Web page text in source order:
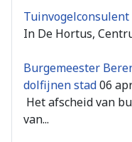
In De Hortus,
Burgemeester
dolfijnen stad06
Het afscheid van
van...